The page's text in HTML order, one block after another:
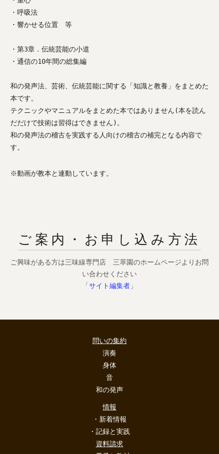
・呼吸法
・響かせる位置 等
・第3章．伝統芸能の小道
・通信の10年間の総集編
和の発声法、芸術、伝統芸能に関する「知識と教養」をまとめた
本です。
テクニックやマニュアルをまとめた本ではありません(本を読ん
だだけで技術は習得はできません)。
和の発声法の稽古を実践する人向けの稽古の補完となる内容で
す。
※動画が教本と連動しています。
ご案内・お申し込み方法
ご興味がある方は三味線専門店 三萃園のホームページよりお問
い合わせください
「サイト編集者 」
問いの集約
演奏
身体
音
和の発声
情報
・新着情報
・記録と実践
資料請求